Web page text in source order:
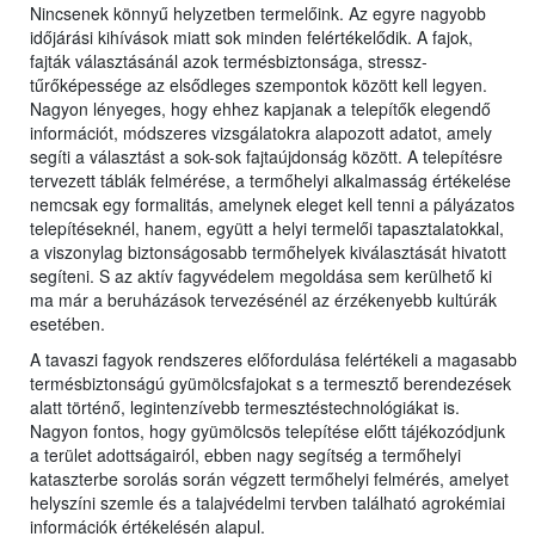
Nincsenek könnyű helyzetben termelőink. Az egyre nagyobb
időjárási kihívások miatt sok minden felértékelődik. A fajok,
fajták választásánál azok termésbiztonsága, stressz-
tűrőképessége az elsődleges szempontok között kell legyen.
Nagyon lényeges, hogy ehhez kapjanak a telepítők elegendő
információt, módszeres vizsgálatokra alapozott adatot, amely
segíti a választást a sok-sok fajtaújdonság között. A telepítésre
tervezett táblák felmérése, a termőhelyi alkalmasság értékelése
nemcsak egy formalitás, amelynek eleget kell tenni a pályázatos
telepítéseknél, hanem, együtt a helyi termelői tapasztalatokkal,
a viszonylag biztonságosabb termőhelyek kiválasztását hivatott
segíteni. S az aktív fagyvédelem megoldása sem kerülhető ki
ma már a beruházások tervezésénél az érzékenyebb kultúrák
esetében.
A tavaszi fagyok rendszeres előfordulása felértékeli a magasabb
termésbiztonságú gyümölcsfajokat s a termesztő berendezések
alatt történő, legintenzívebb termesztéstechnológiákat is.
Nagyon fontos, hogy gyümölcsös telepítése előtt tájékozódjunk
a terület adottságairól, ebben nagy segítség a termőhelyi
kataszterbe sorolás során végzett termőhelyi felmérés, amelyet
helyszíni szemle és a talajvédelmi tervben található agrokémiai
információk értékelésén alapul.